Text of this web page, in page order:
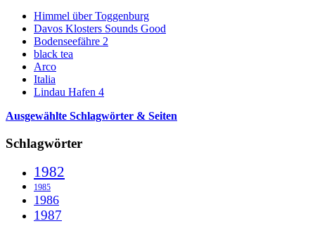
Himmel über Toggenburg
Davos Klosters Sounds Good
Bodenseefähre 2
black tea
Arco
Italia
Lindau Hafen 4
Ausgewählte Schlagwörter & Seiten
Schlagwörter
1982
1985
1986
1987